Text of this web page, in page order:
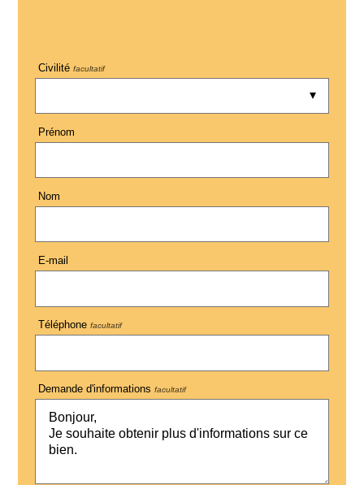
Civilité facultatif
Prénom
Nom
E-mail
Téléphone facultatif
Demande d'informations facultatif